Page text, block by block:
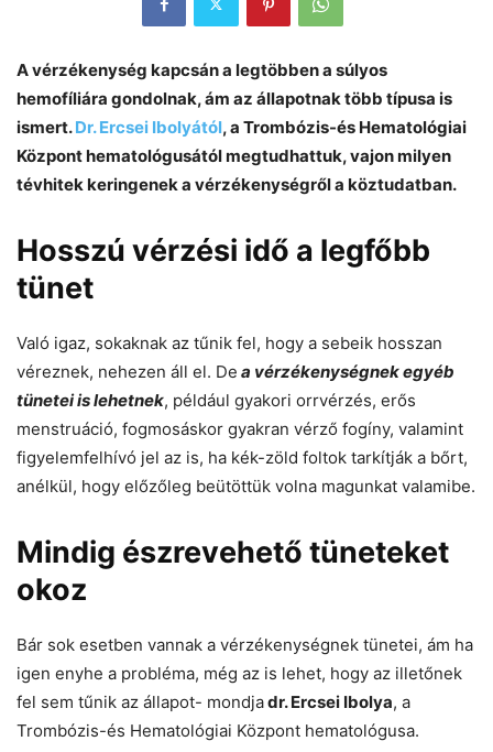
A vérzékenység kapcsán a legtöbben a súlyos
hemofíliára gondolnak, ám az állapotnak több típusa is
ismert.Dr. Ercsei Ibolyától, a Trombózis-és Hematológiai
Központ hematológusától megtudhattuk, vajon milyen
tévhitek keringenek a vérzékenységről a köztudatban.
Hosszú vérzési idő a legfőbb
tünet
Való igaz, sokaknak az tűnik fel, hogy a sebeik hosszan
véreznek, nehezen áll el. De a vérzékenységnek egyéb
tünetei is lehetnek, például gyakori orrvérzés, erős
menstruáció, fogmosáskor gyakran vérző fogíny, valamint
figyelemfelhívó jel az is, ha kék-zöld foltok tarkítják a bőrt,
anélkül, hogy előzőleg beütöttük volna magunkat valamibe.
Mindig észrevehető tüneteket
okoz
Bár sok esetben vannak a vérzékenységnek tünetei, ám ha
igen enyhe a probléma, még az is lehet, hogy az illetőnek
fel sem tűnik az állapot- mondjadr. Ercsei Ibolya, a
Trombózis-és Hematológiai Központ hematológusa.